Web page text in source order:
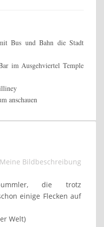
Bus und Bahn die Stadt
im Ausgehviertel Temple
anschauen
die trotz
einige Flecken auf
Welt)